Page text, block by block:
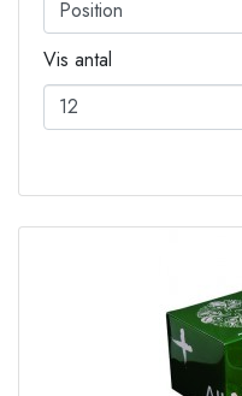
Vis antal